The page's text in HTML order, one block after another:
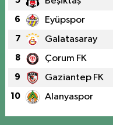
6 Eyüpspor
7 Galatasaray
8 Çorum FK
9 Gaziantep FK
10 Alanyaspor